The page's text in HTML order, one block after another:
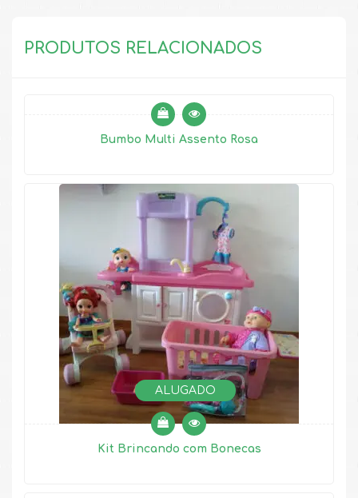
PRODUTOS RELACIONADOS
Bumbo Multi Assento Rosa
ALUGADO
Kit Brincando com Bonecas